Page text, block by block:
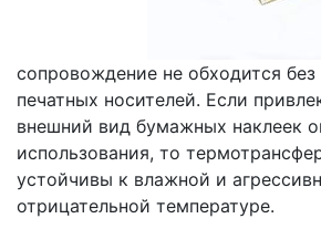
сопровождение не обходится без
печатных носителей. Если
внешний вид бумажных наклеек
использования, то
устойчивы к влажной и
отрицательной температуре.